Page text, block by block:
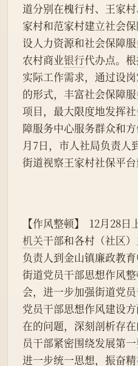
道分别在槐行村、王家
家村和范家村建立社会
设人力资源和社会保障服
农村商业银行代办点。根
实际工作需求，通过设
的形式，丰富社会保障
项目，最大限度地发挥
障服务中心服务群众和
月7日，市人社局负责人
街道视察王家村社保平台
【作风整顿】  12月28
机关干部和各村（社区
负责人到金山镇廉政教
街道党员干部思想作风
会，进一步加强街道党
党员干部思想作风建设
在的问题，深刻剖析存
员干部紧密围绕发展第一
进一步统一思想，振奋